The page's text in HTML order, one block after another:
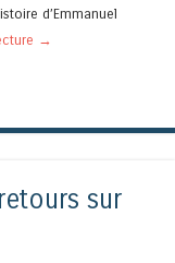
d’Emmanuel
→
sur